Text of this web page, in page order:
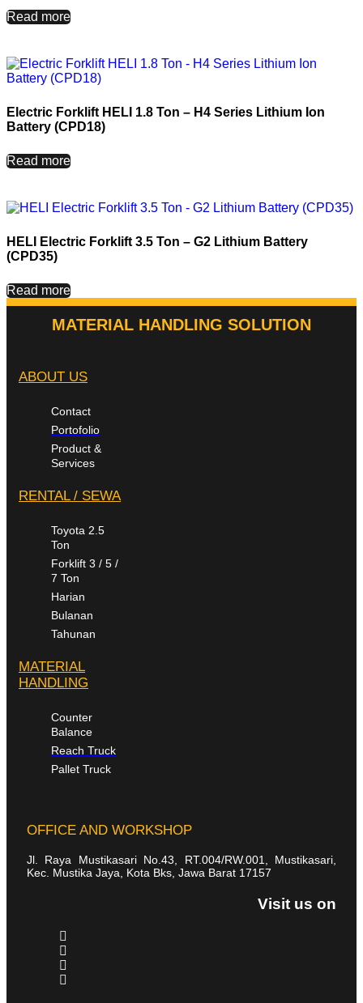
Read more
Electric Forklift HELI 1.8 Ton – H4 Series Lithium Ion
Battery (CPD18)
Read more
HELI Electric Forklift 3.5 Ton – G2 Lithium Battery
(CPD35)
Read more
MATERIAL HANDLING SOLUTION
ABOUT US
Contact
Portofolio
Product &
Services
RENTAL / SEWA
Toyota 2.5
Ton
Forklift 3 / 5 /
7 Ton
Harian
Bulanan
Tahunan
MATERIAL
HANDLING
Counter
Balance
Reach Truck
Pallet Truck
OFFICE AND WORKSHOP
Jl. Raya Mustikasari No.43, RT.004/RW.001, Mustikasari,
Kec. Mustika Jaya, Kota Bks, Jawa Barat 17157
Visit us on